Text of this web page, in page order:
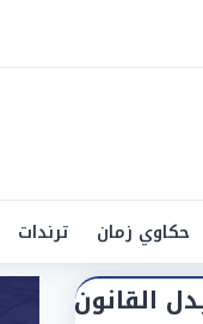
حكاوي زمان ترندات
القانون